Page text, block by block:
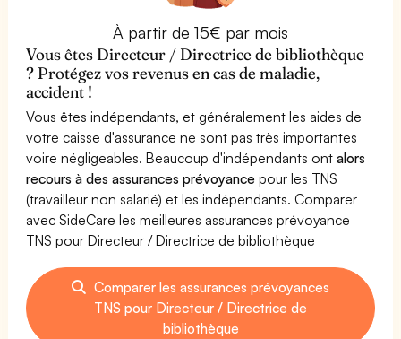
À partir de 15€ par mois
Vous êtes Directeur / Directrice de bibliothèque
? Protégez vos revenus en cas de maladie,
accident !
Vous êtes indépendants, et généralement les aides de
votre caisse d'assurance ne sont pas très importantes
voire négligeables. Beaucoup d'indépendants ontalors
recours à des assurances prévoyance pour les TNS
(travailleur non salarié) et les indépendants. Comparer
avec SideCare les meilleures assurances prévoyance
TNS pour Directeur / Directrice de bibliothèque
Comparer les assurances prévoyances
TNS pour Directeur / Directrice de
bibliothèque